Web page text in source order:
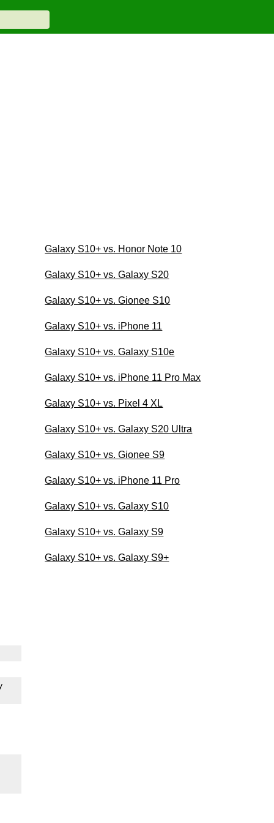
Galaxy S10+ vs. Honor Note 10
Galaxy S10+ vs. Galaxy S20
Galaxy S10+ vs. Gionee S10
Galaxy S10+ vs. iPhone 11
Galaxy S10+ vs. Galaxy S10e
Galaxy S10+ vs. iPhone 11 Pro Max
Galaxy S10+ vs. Pixel 4 XL
Galaxy S10+ vs. Galaxy S20 Ultra
Galaxy S10+ vs. Gionee S9
Galaxy S10+ vs. iPhone 11 Pro
Galaxy S10+ vs. Galaxy S10
Galaxy S10+ vs. Galaxy S9
Galaxy S10+ vs. Galaxy S9+